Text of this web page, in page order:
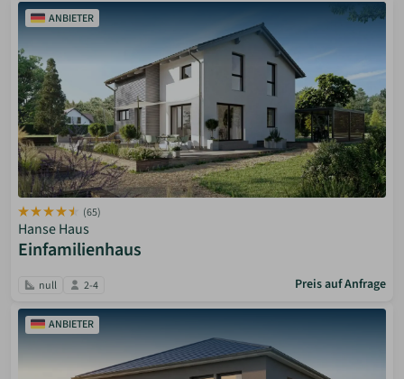
ANBIETER
(65)
Hanse Haus
Einfamilienhaus
null 2-4 Preis auf Anfrage
ANBIETER